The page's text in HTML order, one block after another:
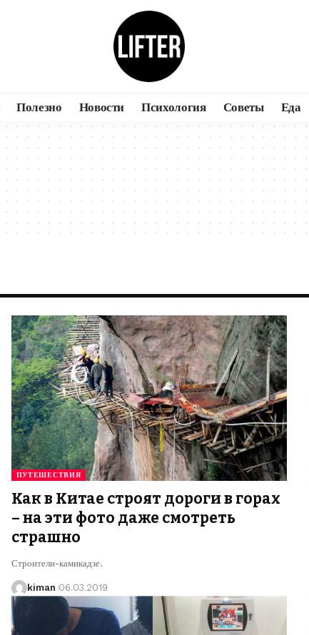
Полезно Новости Психология Советы Еда
ПУТЕШЕСТВИЯ
Как в Китае строят дороги в горах
– на эти фото даже смотреть
страшно
Строители-камикадзе.
kiman 06.03.2019